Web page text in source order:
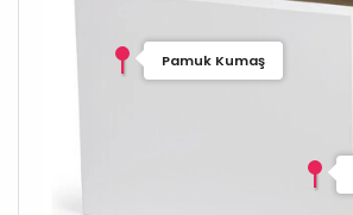
Pamuk Kumaş